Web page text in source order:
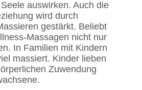
auswirken. Auch die
wird durch
gestärkt. Beliebt
Massagen nicht nur
In Familien mit Kindern
massiert. Kinder lieben
Zuwendung